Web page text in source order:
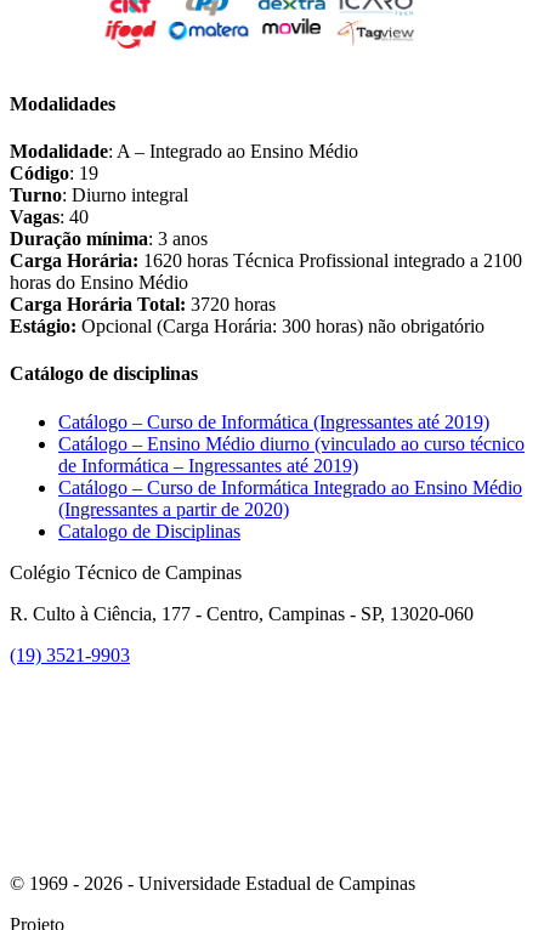
Modalidades
Modalidade: A – Integrado ao Ensino Médio
Código: 19
Turno: Diurno integral
Vagas: 40
Duração mínima: 3 anos
Carga Horária: 1620 horas Técnica Profissional integrado a 2100
horas do Ensino Médio
Carga Horária Total: 3720 horas
Estágio: Opcional (Carga Horária: 300 horas) não obrigatório
Catálogo de disciplinas
Catálogo – Curso de Informática (Ingressantes até 2019)
Catálogo – Ensino Médio diurno (vinculado ao curso técnico
de Informática – Ingressantes até 2019)
Catálogo – Curso de Informática Integrado ao Ensino Médio
(Ingressantes a partir de 2020)
Catalogo de Disciplinas
Colégio Técnico de Campinas
R. Culto à Ciência, 177 - Centro, Campinas - SP, 13020-060
(19) 3521-9903
© 1969 - 2026 - Universidade Estadual de Campinas
Projeto